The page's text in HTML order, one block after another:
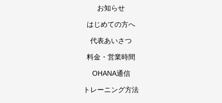
お知らせ
はじめての方へ
代表あいさつ
料金・営業時間
OHANA通信
トレーニング方法